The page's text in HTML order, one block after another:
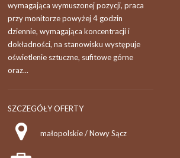
wymagająca wymuszonej pozycji, praca
przy monitorze powyżej 4 godzin
dziennie, wymagająca koncentracji i
dokładności, na stanowisku występuje
oświetlenie sztuczne, sufitowe górne
oraz...
SZCZEGÓŁY OFERTY
małopolskie / Nowy Sącz